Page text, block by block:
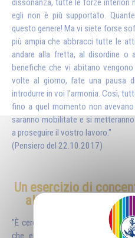
dissonanza, tutte le forze interiori
egli non è più supportato.
questo genere! Ma vi siete forse
più ampia che abbracci tutte le
andare alla fretta, al disordine o
benefiche che vi abitano
volte al giorno, fate una pausa
introdurre in voi l’armonia. Così,
fino a quel momento non
saranno mobilitate e si
a proseguire il vostro lavoro."
(Pensiero del 22.10.2017)
Un esercizio di
alla sommità del
"È cercando di elevarvi fino alla
che entrerete veramente in